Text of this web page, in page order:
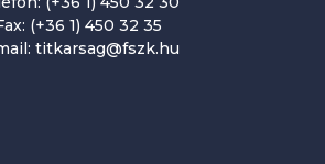
(+36 1) 450 32 35
titkarsag@fszk.hu